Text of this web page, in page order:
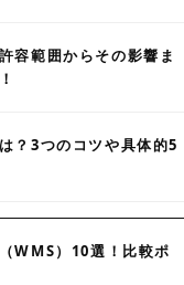
容範囲からその影響ま
？3つのコツや具体的5
WMS）10選！比較ポ